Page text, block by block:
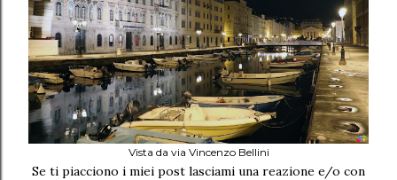
Vista da via Vincenzo Bellini
Se ti piacciono i miei post lasciami una reazione e/o con